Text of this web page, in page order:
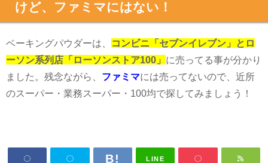
けど、ファミマにはない！
ベーキングパウダーは、
コンビニ「セブンイレブン」とロ
ーソン系列店「ローソンストア100」 に売ってる事が分かり
ました。残念ながら、 ファミマには売ってないので、近所
のスーパー・業務スーパー・ 100均で探してみましょう！
LINE